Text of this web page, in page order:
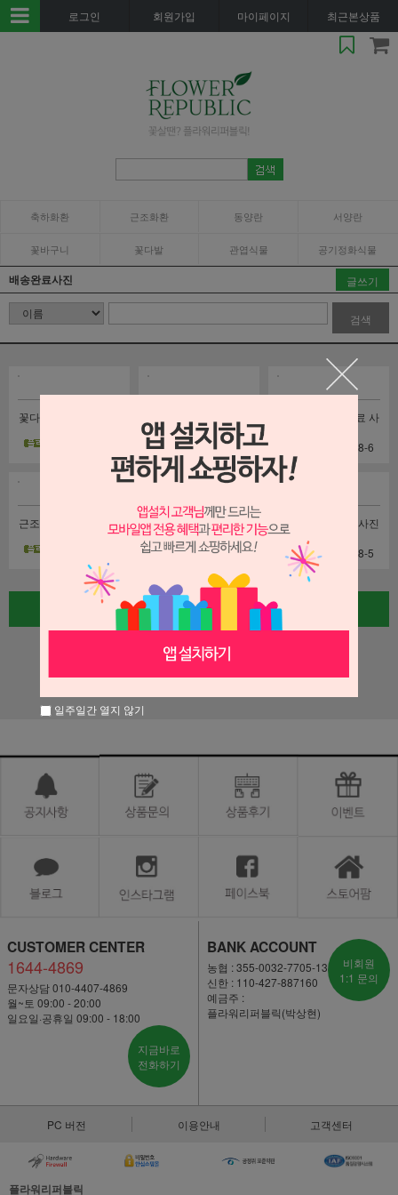
로그인 회원가입 마이페이지 최근본상품
축하화환 근조화환 동양란 서양란
꽃바구니 꽃다발 관엽식물 공기정화식물
배송완료사진 글쓰기
검색
꽃다발 배달완료 사진
입니다
| 2026-08-6
축하화환 배달완료 사
| 2026-08-6
근조화환 배달완료 사
행운목 배달완료 사진
입니다
| 2026-08-6
금전수 배달완료 사진
| 2026-08-5
글쓰기
3 4
CUSTOMER CENTER
1644-4869
문자상담 010-4407-4869
월~토 09:00 - 20:00
일요일·공휴일 09:00 - 18:00
지금바로
전화하기
BANK ACCOUNT
농협 : 355-0032-7705-13
신한 : 110-427-887160
예금주 :
플라워리퍼블릭(박상현)
비회원
1:1 문의
PC 버전 이용안내 고객센터
플라워리퍼블릭
일주일간 열지 않기